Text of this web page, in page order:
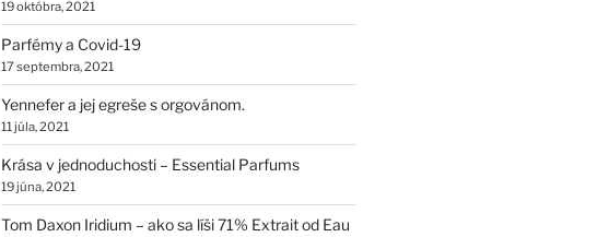
19 októbra, 2021
Parfémy a Covid-19
17 septembra, 2021
Yennefer a jej egreše s orgovánom.
11 júla, 2021
Krása v jednoduchosti – Essential Parfums
19 júna, 2021
Tom Daxon Iridium – ako sa líši 71% Extrait od Eau